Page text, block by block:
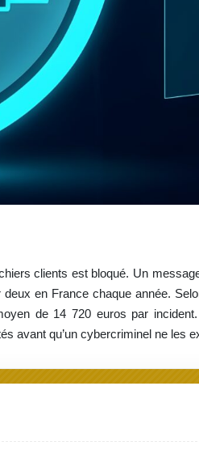
clients est bloqué. Un
en France chaque année.
de 14 720 euros par
avant qu’un cybercriminel ne les